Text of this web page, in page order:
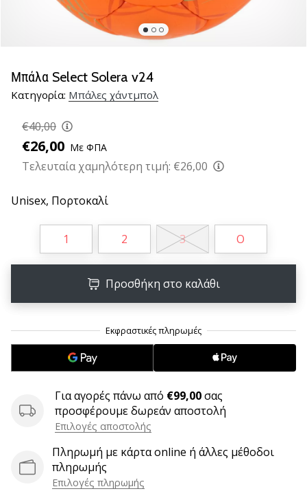
Accelerate
SQD
Ανακάλυψε
τις
τεχνικές
και
μάθε
•
Γίνετε
πρεσβευτής
της
χάντμπολ
μας
λάτρης
του
χάντμπολ
Μπάλα Select Solera v24
Κατηγορία: Μπάλες χάντμπολ
€40,00
€26,00 Με ΦΠΑ
Τελευταία χαμηλότερη τιμή: €26,00
Unisex, Πορτοκαλί
1 2 3 O
Προσθήκη στο καλάθι
Για αγορές πάνω από €99,00σας
προσφέρουμε δωρεάν αποστολή
Επιλογές αποστολής
Πληρωμή με κάρτα online ή άλλες μέθοδοι
πληρωμής
Επιλογές πληρωμής